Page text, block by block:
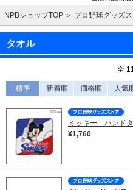
NPBショップTOP プロ野球グッズ
タオル
全
標準 新着順 価格順 人気
ミッキー ハンドタ
¥1,760